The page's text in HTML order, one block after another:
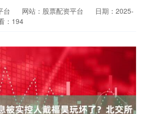
台 网站：股票配资平台
日期：2025-
：194